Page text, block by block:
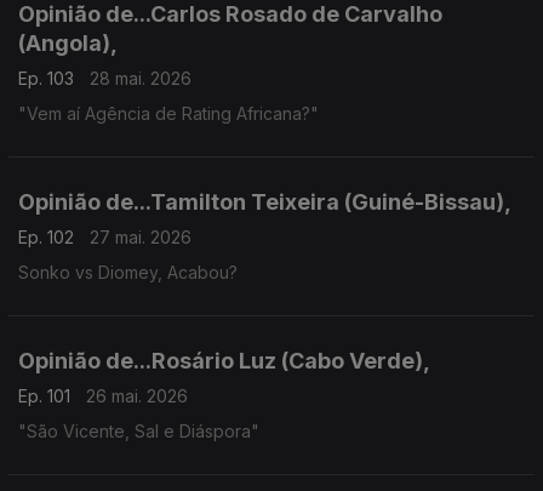
Opinião de...Carlos Rosado de Carvalho
(Angola),
Ep. 103
28 mai. 2026
"Vem aí Agência de Rating Africana?"
Opinião de...Tamilton Teixeira (Guiné-Bissau),
Ep. 102
27 mai. 2026
Sonko vs Diomey, Acabou?
Opinião de...Rosário Luz (Cabo Verde),
Ep. 101
26 mai. 2026
"São Vicente, Sal e Diáspora"